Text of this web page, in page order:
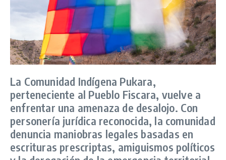
La Comunidad Indígena Pukara,
perteneciente al Pueblo Fiscara, vuelve a
enfrentar una amenaza de desalojo. Con
personería jurídica reconocida, la comunidad
denuncia maniobras legales basadas en
escrituras prescriptas, amiguismos políticos